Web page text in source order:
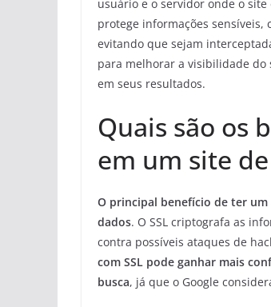
usuário e o servidor onde o site
protege informações sensíveis,
evitando que sejam
para melhorar a visibilidade do
em seus resultados.
Quais são os
em um site
O principal benefício de ter um
dados. O SSL criptografa as
contra possíveis ataques de
com SSL pode ganhar mais
busca, já que o Google